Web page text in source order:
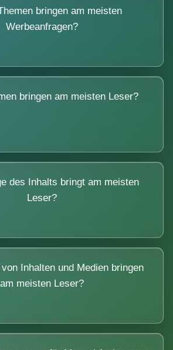
bringen am meisten
Werbeanfragen?
bringen am meisten Leser?
des Inhalts bringt am meisten
Leser?
Inhalten und Medien bringen
am meisten Leser?